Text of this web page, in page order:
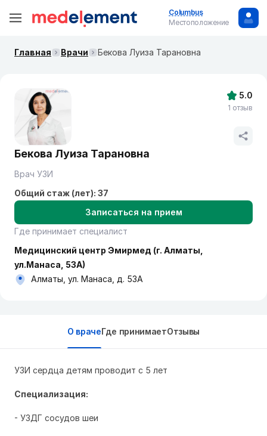
Columbus
Местоположение
Главная Врачи Бекова Луиза Тарановна
Бекова Луиза Тарановна
Врач УЗИ
Общий стаж (лет): 37
Записаться на прием
Где принимает специалист
Медицинский центр Эмирмед (г. Алматы,
ул.Манаса, 53А)
Алматы, ул. Манаса, д. 53А
5.0
1 отзыв
О врачеГде принимаетОтзывы
УЗИ сердца детям проводит с 5 лет
Специализация:
- УЗДГ сосудов шеи